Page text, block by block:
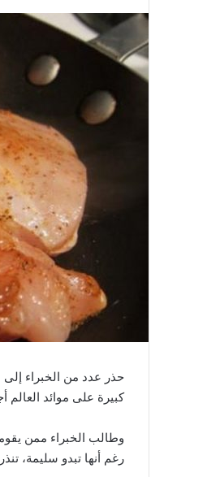
حذر عدد من الخبراء
كبيرة على موائد العالم
وطالب الخبراء ممن
رغم أنها تبدو سليمة،